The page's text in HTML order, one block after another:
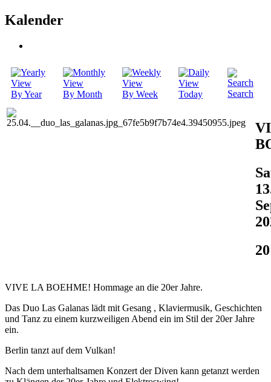
Kalender
By Year By Month By Week Today Search
VIVE LA BOEHME! Hommage an die 20er Jahre.
Das Duo Las Galanas lädt mit Gesang , Klaviermusik, Geschichten
und Tanz zu einem kurzweiligen Abend ein im Stil der 20er Jahre
ein.
Berlin tanzt auf dem Vulkan!
Nach dem unterhaltsamen Konzert der Diven kann getanzt werden